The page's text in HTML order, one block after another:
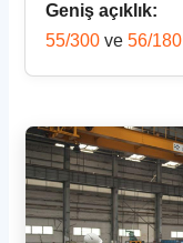
Geniş açıklık:
55/300 ve56/180